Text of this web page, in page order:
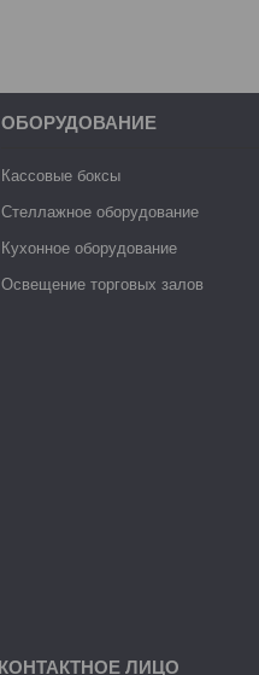
ОБОРУДОВАНИЕ
Кассовые боксы
Стеллажное оборудование
Кухонное оборудование
Освещение торговых залов